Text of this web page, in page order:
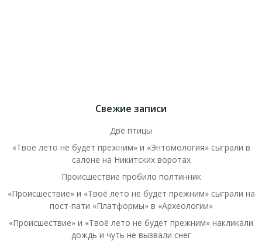
Свежие записи
Две птицы
«Твоё лето не будет прежним» и «Энтомология» сыграли в
салоне на Никитских воротах
Происшествие пробило полтинник
«Происшествие» и «Твоё лето не будет прежним» сыграли на
пост-пати «Платформы» в «Археологии»
«Происшествие» и «Твоё лето не будет прежним» накликали
дождь и чуть не вызвали снег